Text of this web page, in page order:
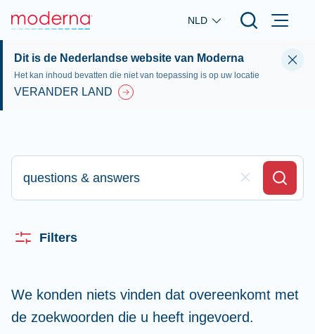
Skip to main content
NLD
Dit is de Nederlandse website van Moderna
Het kan inhoud bevatten die niet van toepassing is op uw locatie
VERANDER LAND
Typ hier om te zoeken
Clear Field
Search
Filters
We konden niets vinden dat overeenkomt met
de zoekwoorden die u heeft ingevoerd.